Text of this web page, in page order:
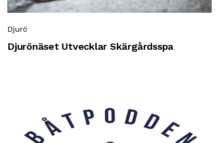
Djurö
Djurönäset Utvecklar Skärgårdsspa